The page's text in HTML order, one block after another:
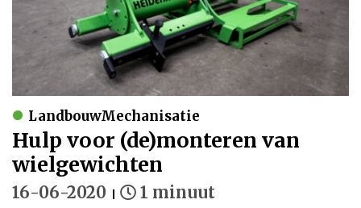
LandbouwMechanisatie
Hulp voor (de)monteren van
wielgewichten
16-06-2020 1 minuut